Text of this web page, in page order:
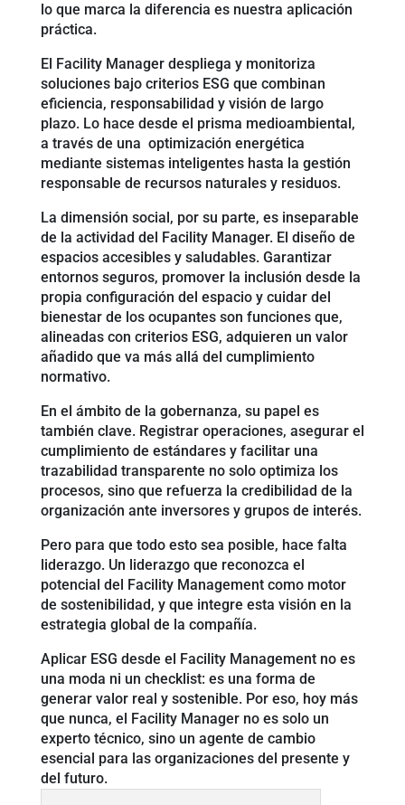
lo que marca la diferencia es nuestra aplicación
práctica.
El Facility Manager despliega y monitoriza
soluciones bajo criterios ESG que combinan
eficiencia, responsabilidad y visión de largo
plazo. Lo hace desde el prisma medioambiental,
a través de una optimización energética
mediante sistemas inteligentes hasta la gestión
responsable de recursos naturales y residuos.
La dimensión social, por su parte, es inseparable
de la actividad del Facility Manager. El diseño de
espacios accesibles y saludables. Garantizar
entornos seguros, promover la inclusión desde la
propia configuración del espacio y cuidar del
bienestar de los ocupantes son funciones que,
alineadas con criterios ESG, adquieren un valor
añadido que va más allá del cumplimiento
normativo.
En el ámbito de la gobernanza, su papel es
también clave. Registrar operaciones, asegurar el
cumplimiento de estándares y facilitar una
trazabilidad transparente no solo optimiza los
procesos, sino que refuerza la credibilidad de la
organización ante inversores y grupos de interés.
Pero para que todo esto sea posible, hace falta
liderazgo. Un liderazgo que reconozca el
potencial del Facility Management como motor
de sostenibilidad, y que integre esta visión en la
estrategia global de la compañía.
Aplicar ESG desde el Facility Management no es
una moda ni un checklist: es una forma de
generar valor real y sostenible. Por eso, hoy más
que nunca, el Facility Manager no es solo un
experto técnico, sino un agente de cambio
esencial para las organizaciones del presente y
del futuro.